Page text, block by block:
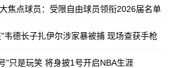
焦点球员：受限自由球员领衔2026届名单
韦德长子扎伊尔涉家暴被捕 现场查获手枪
"只是玩笑 将身披1号开启NBA生涯